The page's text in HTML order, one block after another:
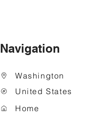
Navigation
Washington
United States
Home